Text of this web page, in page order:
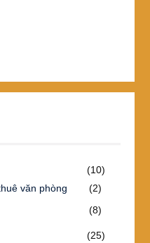
(10)
văn phòng
(2)
(8)
(25)